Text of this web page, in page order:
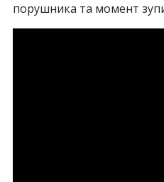
порушника та момент